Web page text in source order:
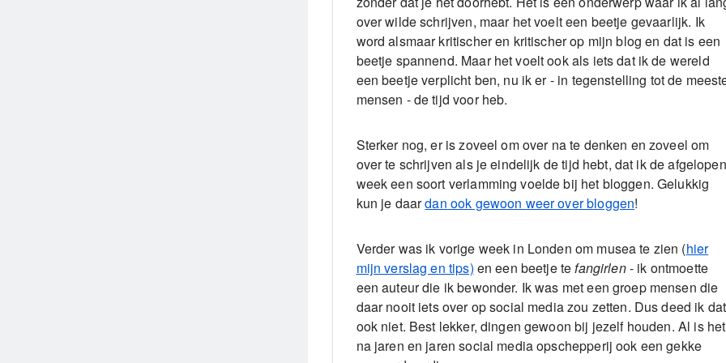
over wilde schrijven, maar het voelt een beetje gevaarlijk. Ik
word alsmaar kritischer en kritischer op mijn blog en dat is een
beetje spannend. Maar het voelt ook als iets dat ik de wereld
een beetje verplicht ben, nu ik er - in tegenstelling tot de
mensen - de tijd voor heb.
Sterker nog, er is zoveel om over na te denken en zoveel om
over te schrijven als je eindelijk de tijd hebt, dat ik de afgelopen
week een soort verlamming voelde bij het bloggen. Gelukkig
kun je daardan ook gewoon weer over bloggen!
Verder was ik vorige week in Londen om musea te zien (hier
mijn verslag en tips) en een beetje tefangirlen- ik ontmoette
een auteur die ik bewonder. Ik was met een groep mensen die
daar nooit iets over op social media zou zetten. Dus deed ik dat
ook niet. Best lekker, dingen gewoon bij jezelf houden. Al is het
na jaren en jaren social media opschepperij ook een gekke